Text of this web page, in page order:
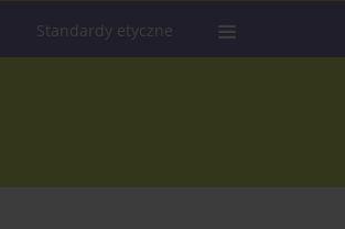
Standardy etyczne